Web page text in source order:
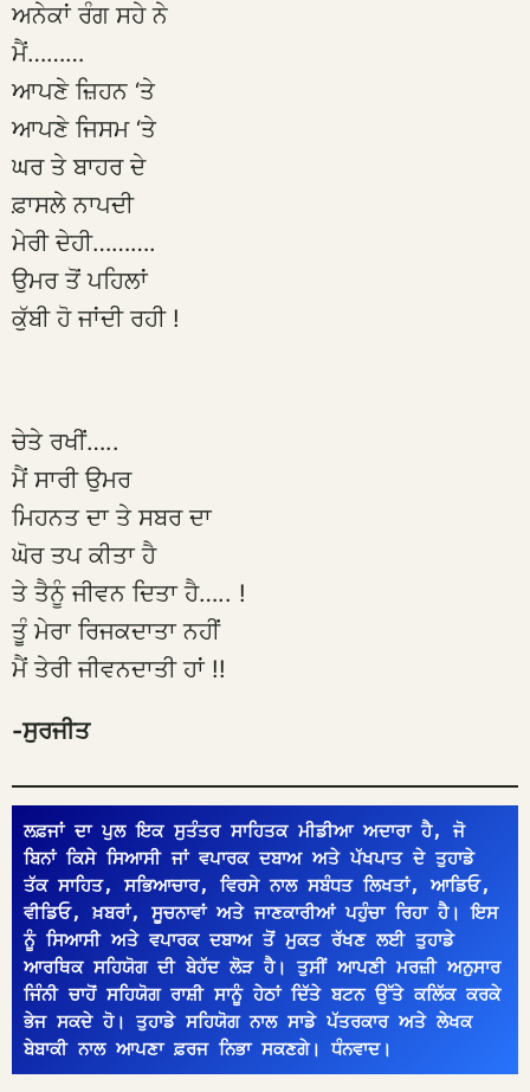
ਅਨੇਕਾਂ ਰੰਗ ਸਹੇ ਨੇ
ਮੈਂ………
ਆਪਣੇ ਜ਼ਿਹਨ ‘ਤੇ
ਆਪਣੇ ਜਿਸਮ ‘ਤੇ
ਘਰ ਤੇ ਬਾਹਰ ਦੇ
ਫ਼ਾਸਲੇ ਨਾਪਦੀ
ਮੇਰੀ ਦੇਹੀ……….
ਉਮਰ ਤੋਂ ਪਹਿਲਾਂ
ਕੁੱਬੀ ਹੋ ਜਾਂਦੀ ਰਹੀ !
ਚੇਤੇ ਰਖੀਂ…..
ਮੈਂ ਸਾਰੀ ਉਮਰ
ਮਿਹਨਤ ਦਾ ਤੇ ਸਬਰ ਦਾ
ਘੋਰ ਤਪ ਕੀਤਾ ਹੈ
ਤੇ ਤੈਨੂੰ ਜੀਵਨ ਦਿਤਾ ਹੈ….. !
ਤੂੰ ਮੇਰਾ ਰਿਜਕਦਾਤਾ ਨਹੀਂ
ਮੈਂ ਤੇਰੀ ਜੀਵਨਦਾਤੀ ਹਾਂ !!
-ਸੁਰਜੀਤ
ਲਫ਼ਜਾਂ ਦਾ ਪੁਲ ਇਕ ਸੁਤੰਤਰ ਸਾਹਿਤਕ ਮੀਡੀਆ ਅਦਾਰਾ ਹੈ, ਜੋ
ਬਿਨਾਂ ਕਿਸੇ ਸਿਆਸੀ ਜਾਂ ਵਪਾਰਕ ਦਬਾਅ ਅਤੇ ਪੱਖਪਾਤ ਦੇ ਤੁਹਾਡੇ
ਤੱਕ ਸਾਹਿਤ, ਸਭਿਆਚਾਰ, ਵਿਰਸੇ ਨਾਲ ਸਬੰਧਤ ਲਿਖਤਾਂ, ਆਡਿਓ,
ਵੀਡਿਓ, ਖ਼ਬਰਾਂ, ਸੂਚਨਾਵਾਂ ਅਤੇ ਜਾਣਕਾਰੀਆਂ ਪਹੁੰਚਾ ਰਿਹਾ ਹੈ। ਇਸ
ਨੂੰ ਸਿਆਸੀ ਅਤੇ ਵਪਾਰਕ ਦਬਾਅ ਤੋਂ ਮੁਕਤ ਰੱਖਣ ਲਈ ਤੁਹਾਡੇ
ਆਰਥਿਕ ਸਹਿਯੋਗ ਦੀ ਬੇਹੱਦ ਲੋੜ ਹੈ। ਤੁਸੀਂ ਆਪਣੀ ਮਰਜ਼ੀ ਅਨੁਸਾਰ
ਜਿੰਨੀ ਚਾਹੋਂ ਸਹਿਯੋਗ ਰਾਸ਼ੀ ਸਾਨੂੰ ਹੇਠਾਂ ਦਿੱਤੇ ਬਟਨ ਉੱਤੇ ਕਲਿੱਕ ਕਰਕੇ
ਭੇਜ ਸਕਦੇ ਹੋ। ਤੁਹਾਡੇ ਸਹਿਯੋਗ ਨਾਲ ਸਾਡੇ ਪੱਤਰਕਾਰ ਅਤੇ ਲੇਖਕ
ਬੇਬਾਕੀ ਨਾਲ ਆਪਣਾ ਫ਼ਰਜ ਨਿਭਾ ਸਕਣਗੇ। ਧੰਨਵਾਦ।